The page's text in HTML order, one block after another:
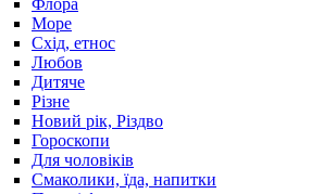
Море
Схід, етнос
Любов
Дитяче
Різне
Новий рік, Різдво
Гороскопи
Для чоловіків
Смаколики, їда, напитки